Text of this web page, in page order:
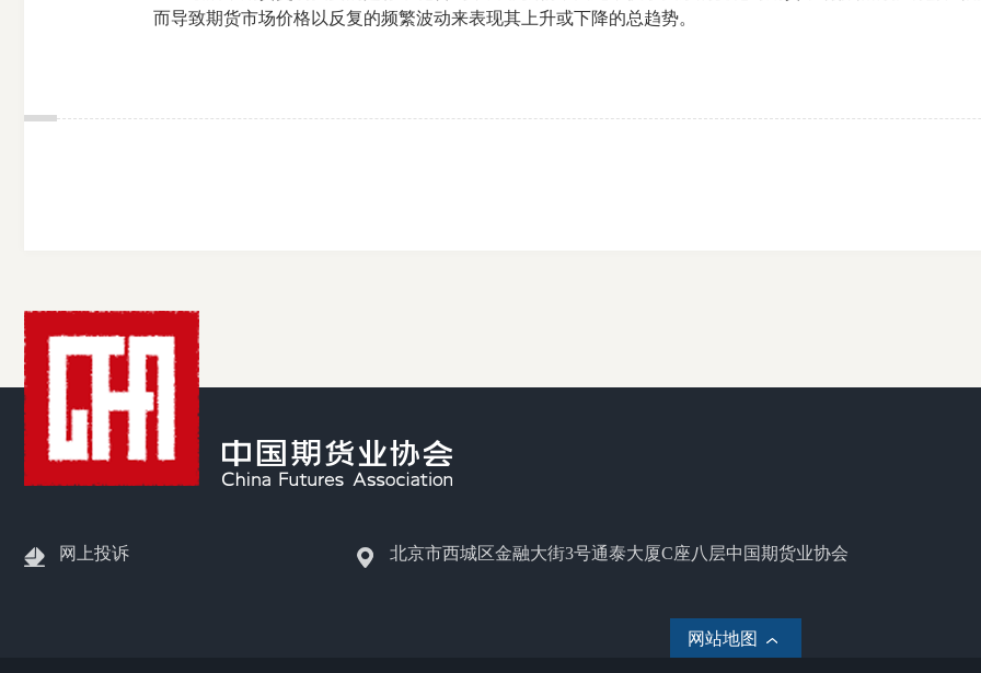
而导致期货市场价格以反复的频繁波动来表现其上升或下降的总趋势。
网上投诉 北京市西城区金融大街3号通泰大厦C座八层中国期货业协会
网站地图